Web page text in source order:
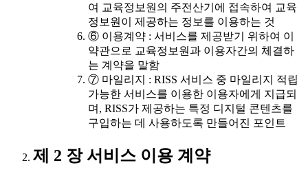
여 교육정보원의 주전산기에 접속하여 교육
정보원이 제공하는 정보를 이용하는 것
⑥ 이용계약 : 서비스를 제공받기 위하여 이
약관으로 교육정보원과 이용자간의 체결하
는 계약을 말함
⑦ 마일리지 : RISS 서비스 중 마일리지 적립
가능한 서비스를 이용한 이용자에게 지급되
며, RISS가 제공하는 특정 디지털 콘텐츠를
구입하는 데 사용하도록 만들어진 포인트
제 2 장 서비스 이용 계약